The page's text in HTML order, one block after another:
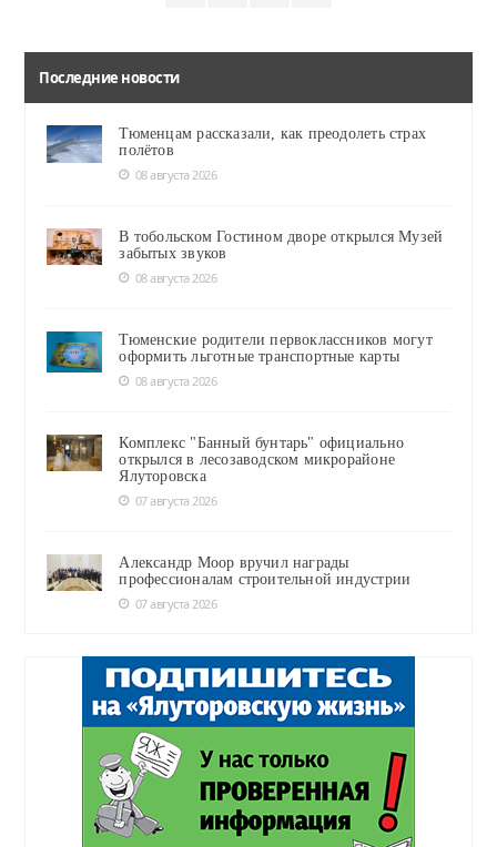
Последние новости
Тюменцам рассказали, как преодолеть страх
полётов
08 августа 2026
В тобольском Гостином дворе открылся Музей
забытых звуков
08 августа 2026
Тюменские родители первоклассников могут
оформить льготные транспортные карты
08 августа 2026
Комплекс "Банный бунтарь" официально
открылся в лесозаводском микрорайоне
Ялуторовска
07 августа 2026
Александр Моор вручил награды
профессионалам строительной индустрии
07 августа 2026